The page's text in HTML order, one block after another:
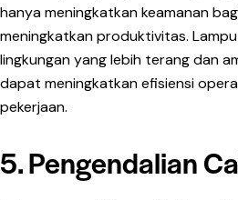
hanya meningkatkan keamanan
meningkatkan produktivitas.
lingkungan yang lebih terang dan
dapat meningkatkan efisiensi
pekerjaan.
5. Pengendalian